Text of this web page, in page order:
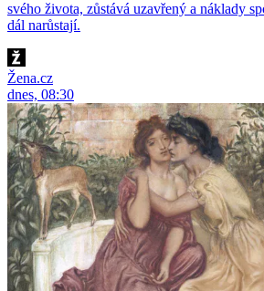
svého života, zůstává uzavřený a náklady
dál narůstají.
Žena.cz
dnes, 08:30